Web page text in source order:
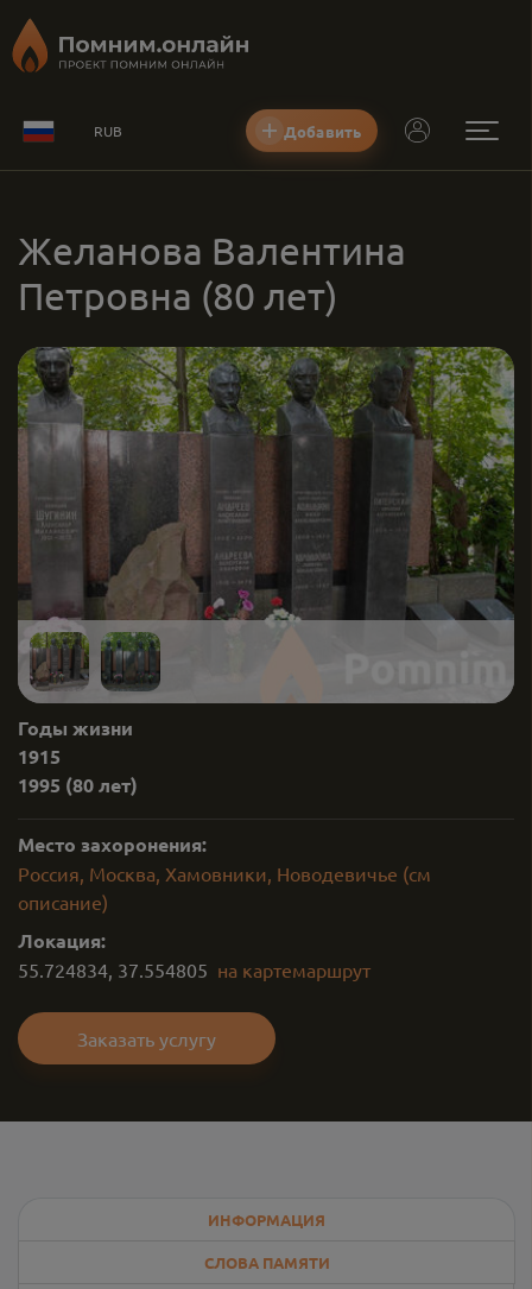
RUB Добавить
Желанова Валентина
Петровна (80 лет)
Годы жизни
1915
1995 (80 лет)
Место захоронения:
Россия, Москва, Хамовники, Новодевичье (см
описание)
Локация:
55.724834, 37.554805 на картемаршрут
Заказать услугу
ИНФОРМАЦИЯ
СЛОВА ПАМЯТИ